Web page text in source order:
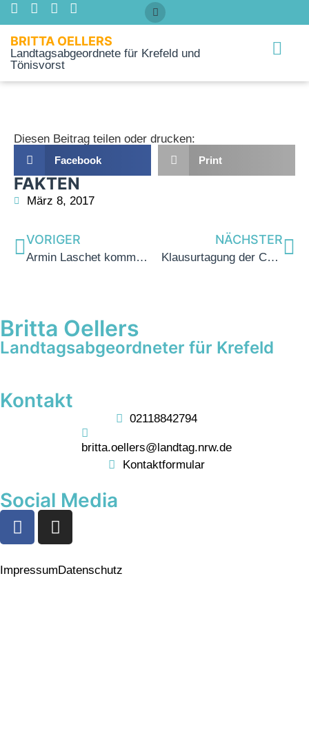
BRITTA OELLERS
Landtagsabgeordnete für Krefeld und
Tönisvorst
FAKTEN
März 8, 2017
Diesen Beitrag teilen oder drucken:
Facebook Print
VORIGER
Armin Laschet kommt am 28.04.2017 nach Krefeld
NÄCHSTER
Klausurtagung der CDU Niederrhein mit Armin Laschet
Britta Oellers
Landtagsabgeordneter für Krefeld
Kontakt
02118842794
britta.oellers@landtag.nrw.de
Kontaktformular
Social Media
ImpressumDatenschutz